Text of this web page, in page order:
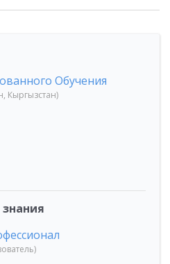
Обучения
Кыргызстан)